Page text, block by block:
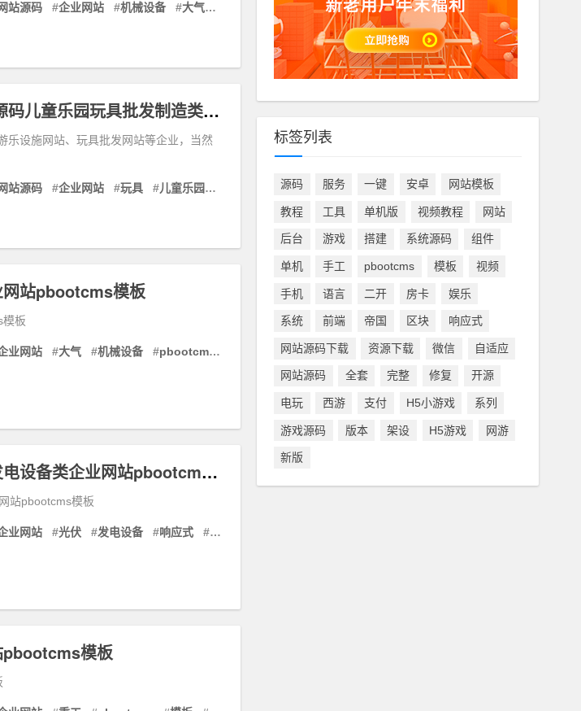
站源码 #企业网站 #机械设备 #大气 # pbootcms
HTML5响应式玩具游乐设施网站源码儿童乐园玩具批发制造类企业网站pbootcms模板
乐设施网站、玩具批发网站等企业，当然
站源码 #企业网站 #玩具 #儿童乐园 #
网站pbootcms模板
模板
业网站 #大气 #机械设备 #pbootcms
响应式蓝色电力工程新能源光伏发电设备类企业网站pbootcms模板
站pbootcms模板
业网站 #光伏 #发电设备 #响应式 #新能源
pbootcms模板
标签列表
源码 服务 一键 安卓 网站模板
教程 工具 单机版 视频教程 网站
后台 游戏 搭建 系统源码 组件
单机 手工 pbootcms 模板 视频
手机 语言 二开 房卡 娱乐
系统 前端 帝国 区块 响应式
网站源码下载 资源下载 微信 自适应
网站源码 全套 完整 修复 开源
电玩 西游 支付 H5小游戏 系列
游戏源码 版本 架设 H5游戏 网游
新版